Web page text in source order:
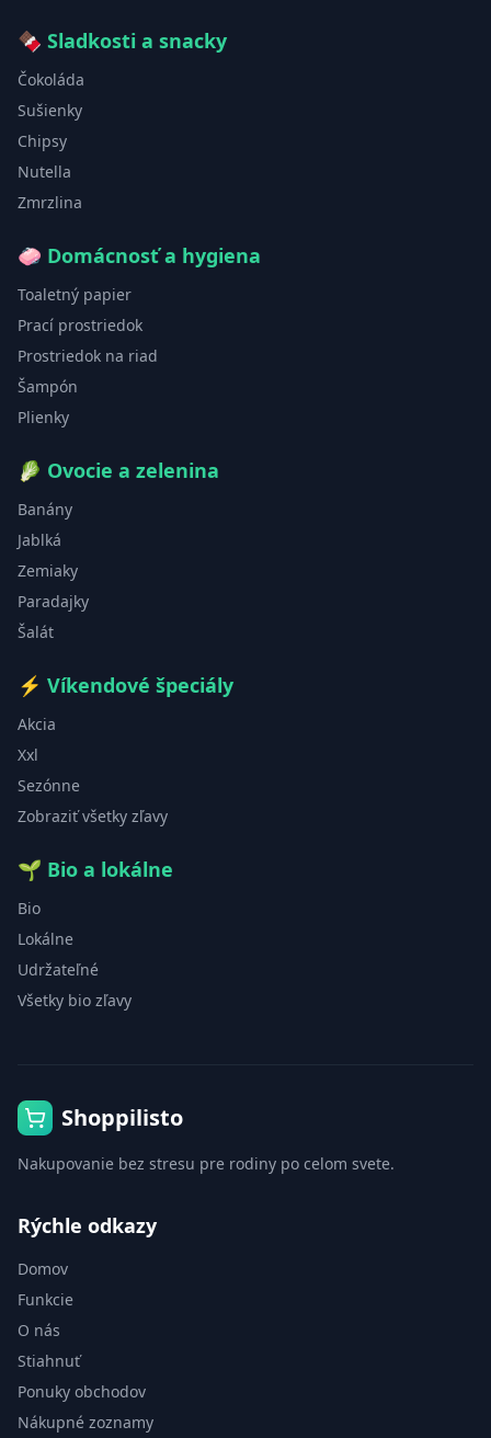
🍫 Sladkosti a snacky
Čokoláda
Sušienky
Chipsy
Nutella
Zmrzlina
🧼 Domácnosť a hygiena
Toaletný papier
Prací prostriedok
Prostriedok na riad
Šampón
Plienky
🥬 Ovocie a zelenina
Banány
Jablká
Zemiaky
Paradajky
Šalát
⚡ Víkendové špeciály
Akcia
Xxl
Sezónne
Zobraziť všetky zľavy
🌱 Bio a lokálne
Bio
Lokálne
Udržateľné
Všetky bio zľavy
Shoppilisto
Nakupovanie bez stresu pre rodiny po celom svete.
Rýchle odkazy
Domov
Funkcie
O nás
Stiahnuť
Ponuky obchodov
Nákupné zoznamy